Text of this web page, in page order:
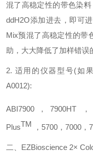
混了高稳定性的带色染
ddH2O添加进去，即可
Mix预混了高稳定性的带
助，大大降低了加样错误
2. 适用的仪器型号(如
A0012):
ABI7900 ， 7900HT ，
PlusTM ， 5700 ， 7000 ，
二、 EZBioscience 2×